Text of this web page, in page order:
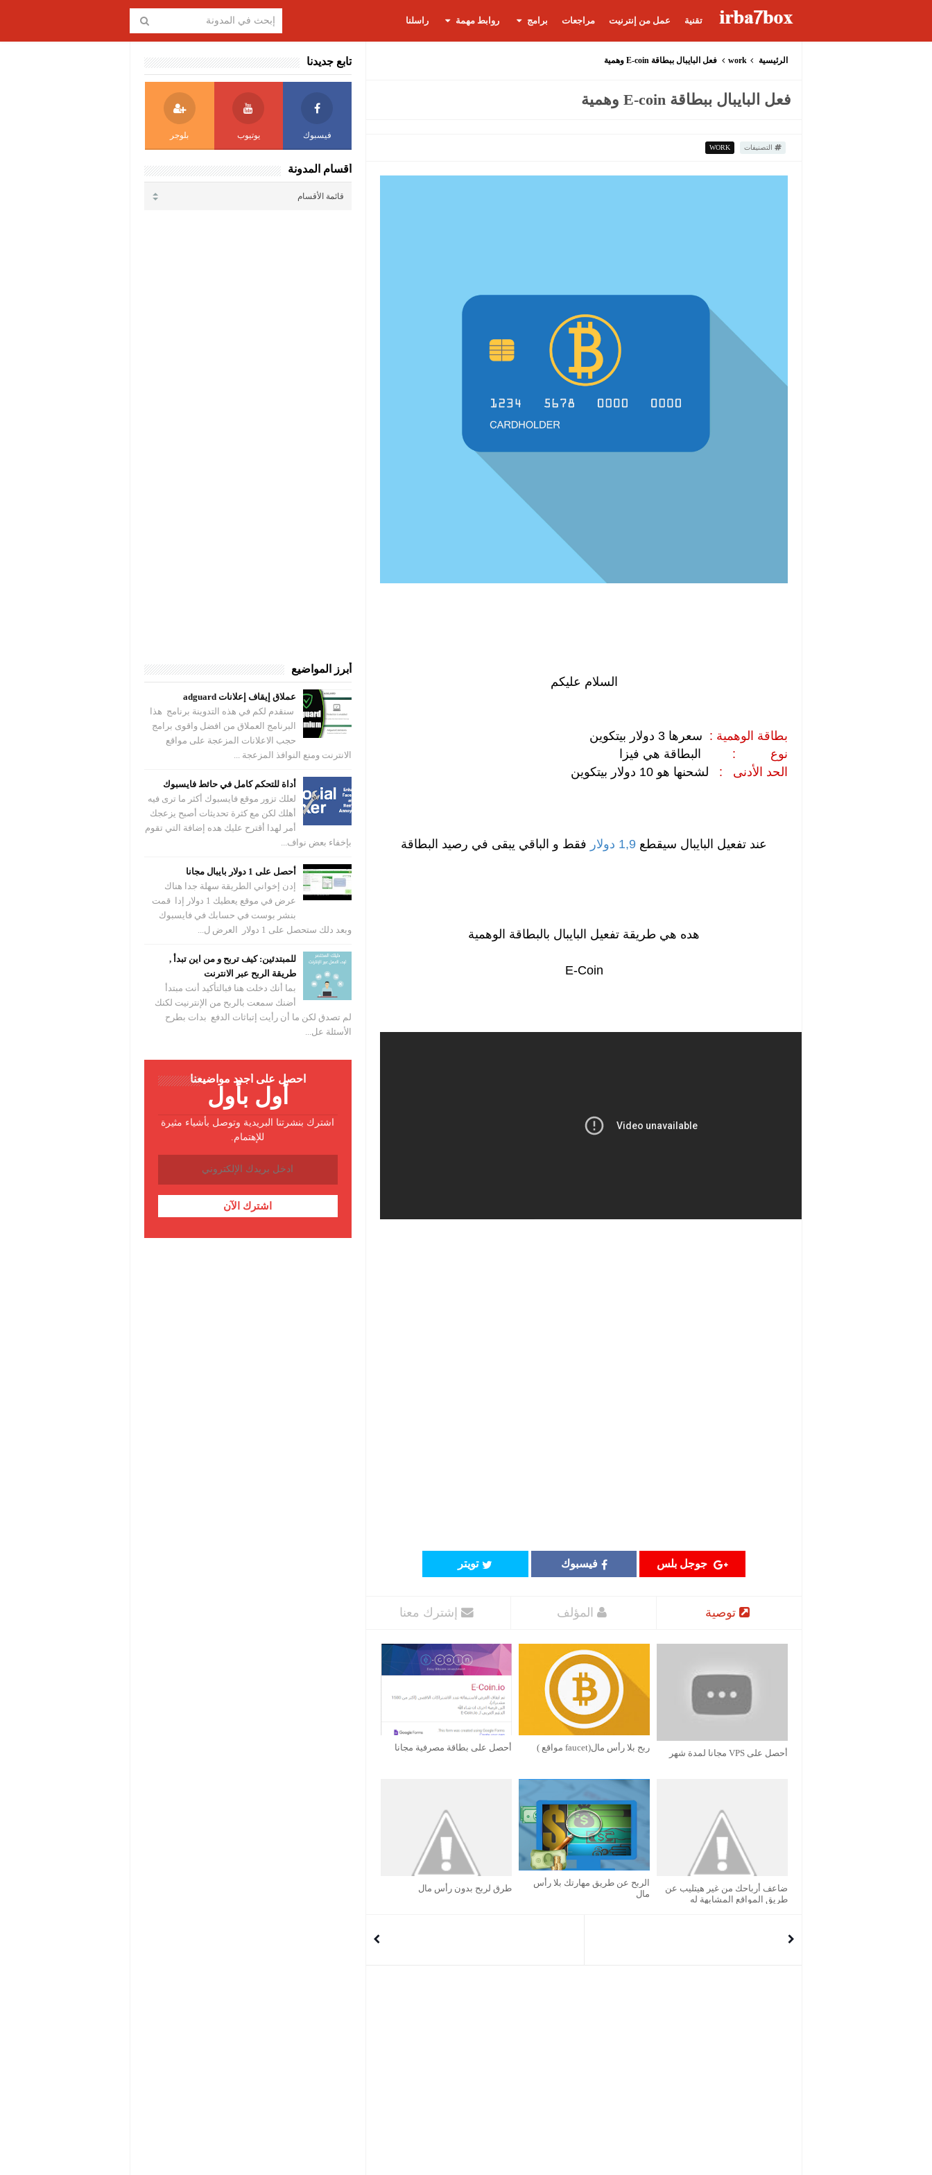
تقنية عمل من إنترنيت مراجعات برامج روابط مهمة راسلنا
الرئيسية work فعل البايبال ببطاقة E-coin وهمية
فعل البايبال ببطاقة E-coin وهمية
التصنيفات WORK
السلام عليكم
بطاقة الوهمية : سعرها 3 دولار بيتكوين
نوع :
البطاقة هي فيزا
الحد الأدنى : لشحنها هو 10 دولار بيتكوين
عند تفعيل البايبال سيقطع فقط و الباقي يبقى في رصيد البطاقة
هده هي طريقة تفعيل البايبال بالبطاقة الوهمية
E-Coin
جوجل بلس فيسبوك تويتر
توصية المؤلف إشترك معنا
أحصل على VPS مجانا لمدة شهر
ربح بلا رأس مال(faucet مواقع ) أحصل على بطاقة مصرفية مجانا
ضاعف أرباحك من غير هيتليب عن
طريق المواقع المشابهة له
الربح عن طريق مهارتك بلا رأس
مال
طرق لربح بدون رأس مال
تابع جديدنا
فيسبوك يوتيوب بلوجر
أقسام المدونة
أبرز المواضيع
عملاق إيقاف إعلانات adguard
سنقدم لكم في هذه التدوينة برنامج هذا
البرنامج العملاق من افضل واقوى برامج
حجب الاعلانات المزعجة على مواقع
الانترنت ومنع النوافذ المزعجة ...
أداة للتحكم كامل في حائط فايسبوك
لعلك تزور موقع فايسبوك أكثر ما ترى فيه
أهلك لكن مع كثرة تحديثات أصبح يزعجك
أمر لهدا أقترح عليك هده إضافة التي تقوم
بإخفاء بعض نواف...
أحصل على 1 دولار بايبال مجانا
إدن إخواني الطريقة سهلة جدا هناك
عرض في موقع يعطيك 1 دولار إدا قمت
بنشر بوست في حسابك في فايسبوك
وبعد دلك ستحصل على 1 دولار العرض ل...
للمبتدئين: كيف تربح و من اين تبدأ ,
طريقة الربح عبر الانترنت
بما أنك دخلت هنا فبالتأكيد أنت مبتدأ
أضنك سمعت بالربح من الإنترنيت لكنك
لم تصدق لكن ما أن رأيت إتباثات الدفع بدات بطرح
الأسئلة عل...
احصل على أجدد مواضيعنا
أول بأول
اشترك بنشرتنا البريدية وتوصل بأشياء مثيرة
للإهتمام.